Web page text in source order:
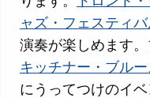
ャズ・フェスティ
演奏が楽しめます。
キッチナー・ブル
にうってつけのイベ